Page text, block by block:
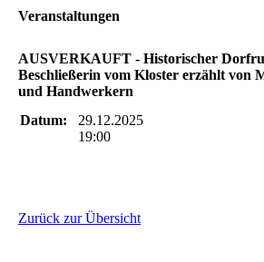
Veranstaltungen
AUSVERKAUFT - Historischer
Beschließerin vom Kloster erzählt von
und Handwerkern
Datum:
29.12.2025
19:00
Zurück zur Übersicht